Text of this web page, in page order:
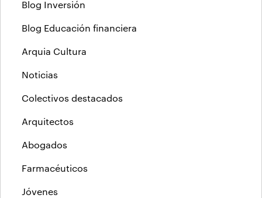
Blog Inversión
Blog Educación financiera
Arquia Cultura
Noticias
Colectivos destacados
Arquitectos
Abogados
Farmacéuticos
Jóvenes